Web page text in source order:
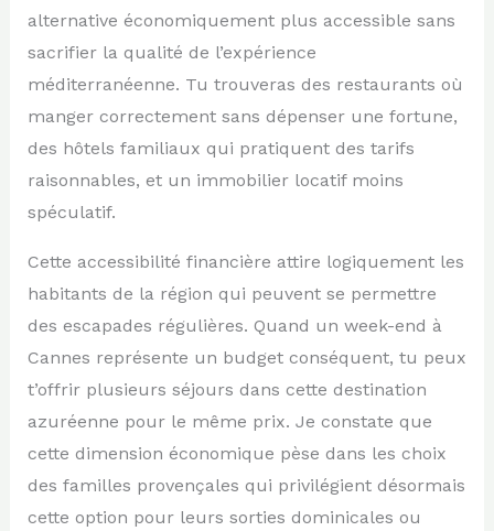
alternative économiquement plus accessible sans
sacrifier la qualité de l’expérience
méditerranéenne. Tu trouveras des restaurants où
manger correctement sans dépenser une fortune,
des hôtels familiaux qui pratiquent des tarifs
raisonnables, et un immobilier locatif moins
spéculatif.
Cette accessibilité financière attire logiquement les
habitants de la région qui peuvent se permettre
des escapades régulières. Quand un week-end à
Cannes représente un budget conséquent, tu peux
t’offrir plusieurs séjours dans cette destination
azuréenne pour le même prix. Je constate que
cette dimension économique pèse dans les choix
des familles provençales qui privilégient désormais
cette option pour leurs sorties dominicales ou